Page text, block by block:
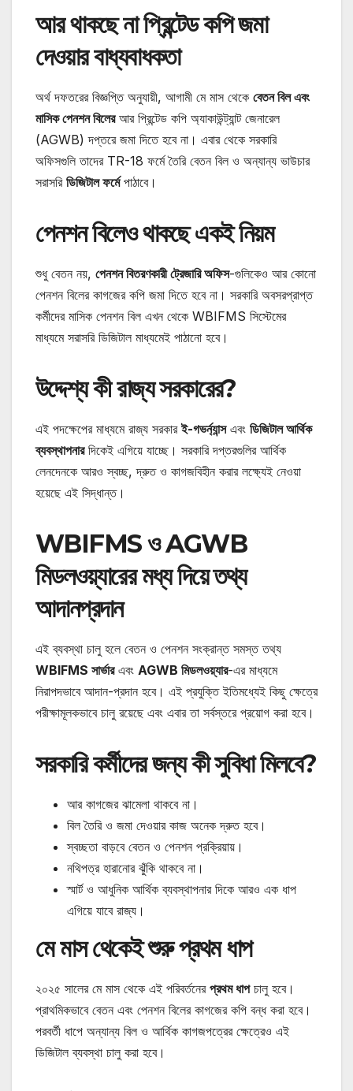
আর থাকছে না প্রিন্টেড কপি জমা
দেওয়ার বাধ্যবাধকতা
অর্থ দফতরের বিজ্ঞপ্তি অনুযায়ী, আগামী মে মাস থেকে বেতন বিল এবং
মাসিক পেনশন বিলেরআর প্রিন্টেড কপি অ্যাকাউন্ট্যান্ট জেনারেল
(AGWB) দপ্তরে জমা দিতে হবে না। এবার থেকে সরকারি
অফিসগুলি তাদের TR-18 ফর্মে তৈরি বেতন বিল ও অন্যান্য ভাউচার
সরাসরি ডিজিটাল ফর্মেপাঠাবে।
পেনশন বিলেও থাকছে একই নিয়ম
শুধু বেতন নয়, পেনশন বিতরণকারী ট্রেজারি অফিস-গুলিকেও আর কোনো
পেনশন বিলের কাগজের কপি জমা দিতে হবে না। সরকারি অবসরপ্রাপ্ত
কর্মীদের মাসিক পেনশন বিল এখন থেকে WBIFMS সিস্টেমের
মাধ্যমে সরাসরি ডিজিটাল মাধ্যমেই পাঠানো হবে।
উদ্দেশ্য কী রাজ্য সরকারের?
এই পদক্ষেপের মাধ্যমে রাজ্য সরকারই-গভর্ন্যান্সএবং ডিজিটাল আর্থিক
ব্যবস্থাপনারদিকেই এগিয়ে যাচ্ছে। সরকারি দপ্তরগুলির আর্থিক
লেনদেনকে আরও স্বচ্ছ, দ্রুত ও কাগজবিহীন করার লক্ষ্যেই নেওয়া
হয়েছে এই সিদ্ধান্ত।
WBIFMS ও AGWB
মিডলওয়্যারের মধ্য দিয়ে তথ্য
আদানপ্রদান
এই ব্যবস্থা চালু হলে বেতন ও পেনশন সংক্রান্ত সমস্ত তথ্য
WBIFMS সার্ভারএবং AGWB মিডলওয়্যার-এর মাধ্যমে
নিরাপদভাবে আদান-প্রদান হবে। এই প্রযুক্তি ইতিমধ্যেই কিছু ক্ষেত্রে
পরীক্ষামূলকভাবে চালু রয়েছে এবং এবার তা সর্বস্তরে প্রয়োগ করা হবে।
সরকারি কর্মীদের জন্য কী সুবিধা মিলবে?
আর কাগজের ঝামেলা থাকবে না।
বিল তৈরি ও জমা দেওয়ার কাজ অনেক দ্রুত হবে।
স্বচ্ছতা বাড়বে বেতন ও পেনশন প্রক্রিয়ায়।
নথিপত্র হারানোর ঝুঁকি থাকবে না।
স্মার্ট ও আধুনিক আর্থিক ব্যবস্থাপনার দিকে আরও এক ধাপ
এগিয়ে যাবে রাজ্য।
মে মাস থেকেই শুরু প্রথম ধাপ
২০২৫ সালের মে মাস থেকে এই পরিবর্তনের প্রথম ধাপচালু হবে।
প্রাথমিকভাবে বেতন এবং পেনশন বিলের কাগজের কপি বন্ধ করা হবে।
পরবর্তী ধাপে অন্যান্য বিল ও আর্থিক কাগজপত্রের ক্ষেত্রেও এই
ডিজিটাল ব্যবস্থা চালু করা হবে।